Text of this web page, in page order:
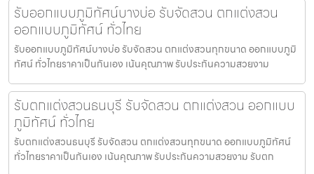
รับออกแบบภูมิทัศน์บางบ่อ รับจัดสวน ตกแต่งสวน
ออกแบบภูมิทัศน์ ทั่วไทย
รับออกแบบภูมิทัศน์บางบ่อ รับจัดสวน ตกแต่งสวนทุกขนาด ออกแบบภูมิ
ทัศน์ ทั่วไทยราคาเป็นกันเอง เน้นคุณภาพ รับประกันความสวยงาม
รับตกแต่งสวนธนบุรี รับจัดสวน ตกแต่งสวน ออกแบบ
ภูมิทัศน์ ทั่วไทย
รับตกแต่งสวนธนบุรี รับจัดสวน ตกแต่งสวนทุกขนาด ออกแบบภูมิทัศน์
ทั่วไทยราคาเป็นกันเอง เน้นคุณภาพ รับประกันความสวยงาม รับตก